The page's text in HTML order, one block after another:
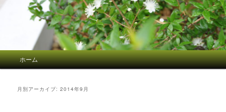
メインメニュー
メインコンテンツへ移動
サブコンテンツへ移動
ホーム
月別アーカイブ:2014年9月